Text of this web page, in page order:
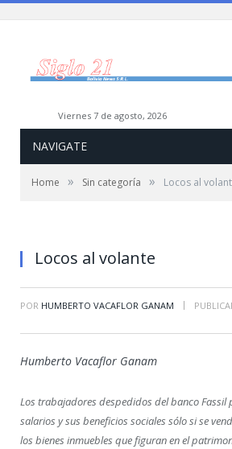
viernes 7 de agosto, 2026
NAVIGATE
Home » Sin categoría » Locos al
Locos al volante
POR HUMBERTO VACAFLOR GANAM |
Humberto Vacaflor Ganam
Los trabajadores despedidos del banco Fassil
salarios y sus beneficios sociales sólo si se
los bienes inmuebles que figuran en el